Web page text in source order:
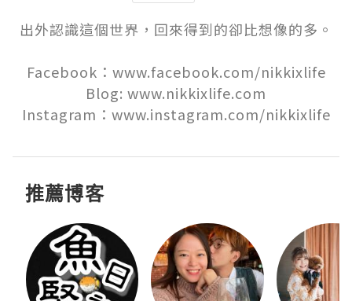
出外認識這個世界，回來得到的卻比想像的多。
Facebook：www.facebook.com/nikkixlife
Blog: www.nikkixlife.com
Instagram：www.instagram.com/nikkixlife
推薦博客